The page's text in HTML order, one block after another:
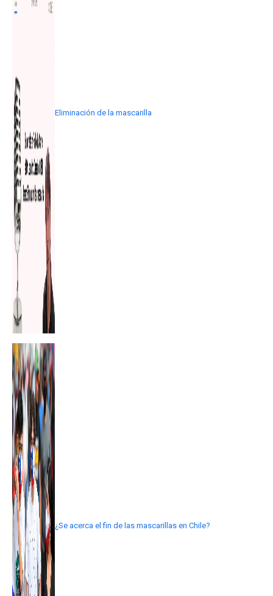
Eliminación de la mascarilla
¿Se acerca el fin de las mascarillas en Chile?